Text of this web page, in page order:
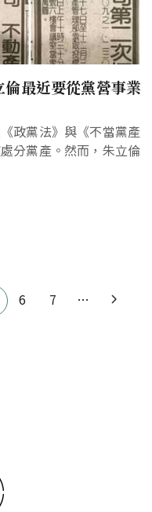
倫最近要從黨營事業
政黨法》與《不當黨產
分黨產。然而，朱立倫
6 7 …